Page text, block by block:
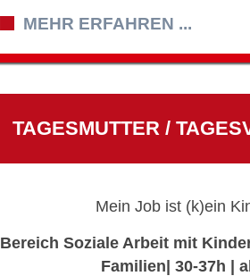
MEHR ERFAHREN ...
TAGESMUTTER /
Mein Job ist (k)ein
Bereich Soziale Arbeit mit
Familien| 30-37h |